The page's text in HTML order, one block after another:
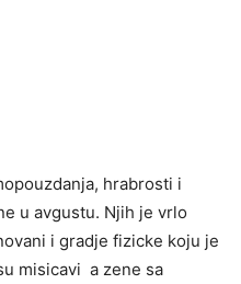
hrabrosti i
u avgustu. Njih je vrlo
i gradje fizicke koju je
misicavi a zene sa